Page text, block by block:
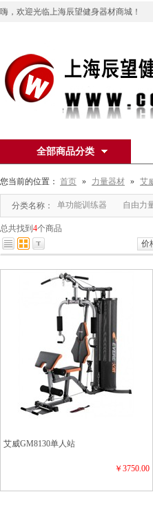
嗨，欢迎光临上海辰望健身器材商城！
全部商品分类
您当前的位置： 首页 » 力量器材 » 艾
分类名称： 单功能训练器 自由力
总共找到 4个商品
价
艾威GM8130单人站
￥3750.00